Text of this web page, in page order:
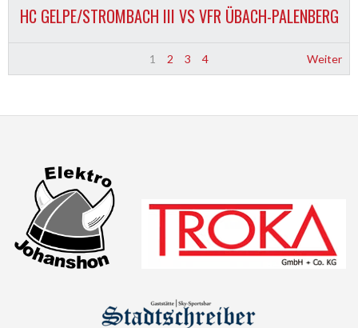
HC GELPE/STROMBACH III VS VFR ÜBACH-PALENBERG
1 2 3 4 Weiter